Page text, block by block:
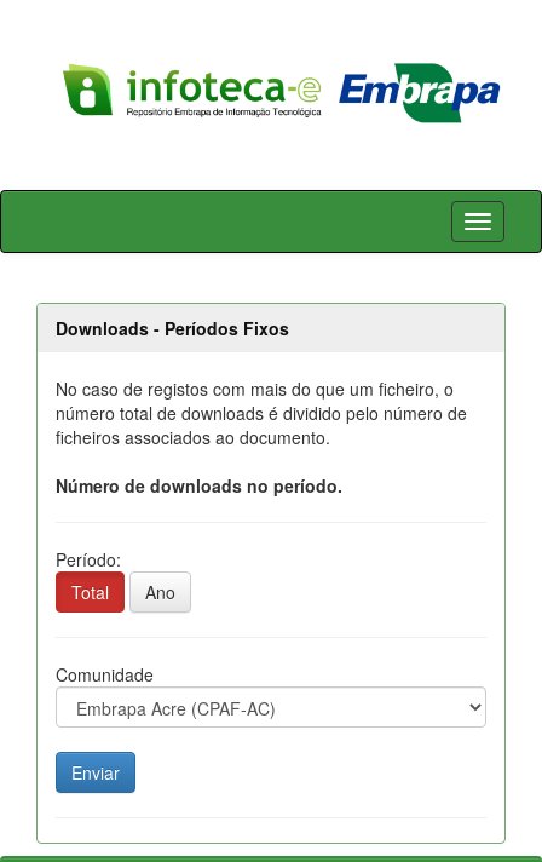
Skip
Downloads - Períodos Fixos
No caso de registos com mais do que um ficheiro, o
número total de downloads é dividido pelo número de
ficheiros associados ao documento.
Número de downloads no período.
Período:
Total
Ano
Comunidade